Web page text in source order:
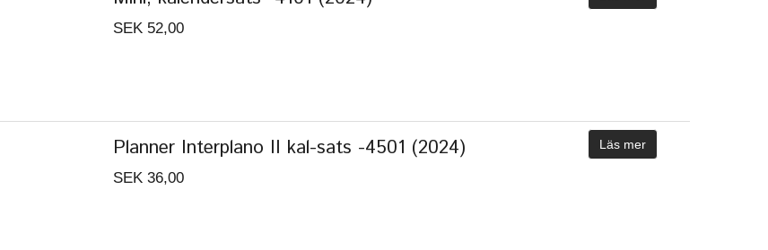
SEK 52,00
Planner Interplano II kal-sats -4501 (2024)
SEK 36,00
Läs mer